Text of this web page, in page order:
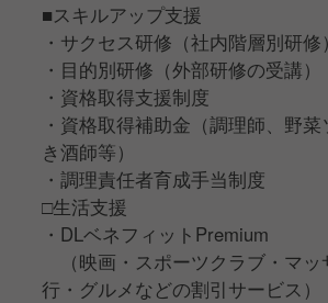
■スキルアップ支援
・サクセス研修（社内階層別研修）
・目的別研修（外部研修の受講）
・資格取得支援制度
・資格取得補助金（調理師、野
き酒師等）
・調理責任者育成手当制度
□生活支援
・DLベネフィットPremium
（映画・スポーツクラブ・マッ
行・グルメなどの割引サービス）